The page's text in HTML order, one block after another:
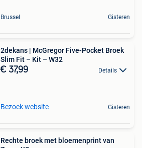
Brussel Gisteren
2dekans | McGregor Five-Pocket Broek
Slim Fit – Kit – W32
€ 37,99 Details
Bezoek website Gisteren
Rechte broek met bloemenprint van